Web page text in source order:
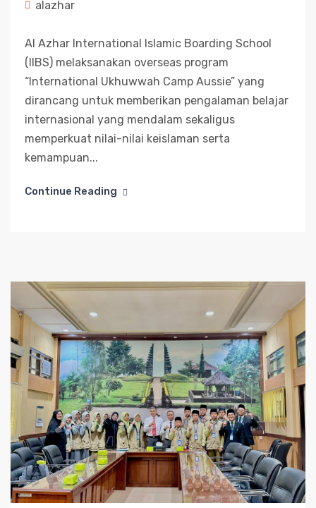
alazhar
Al Azhar International Islamic Boarding School
(IIBS) melaksanakan overseas program
“International Ukhuwwah Camp Aussie” yang
dirancang untuk memberikan pengalaman belajar
internasional yang mendalam sekaligus
memperkuat nilai-nilai keislaman serta
kemampuan...
Continue Reading